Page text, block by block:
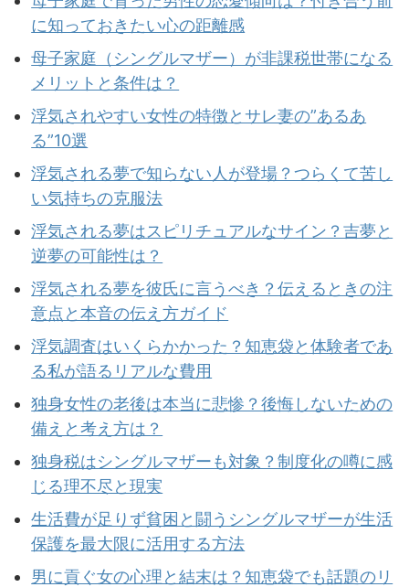
に知っておきたい心の距離感
母子家庭（シングルマザー）が非課税世帯になる
メリットと条件は？
浮気されやすい女性の特徴とサレ妻の”あるあ
る”10選
浮気される夢で知らない人が登場？つらくて苦し
い気持ちの克服法
浮気される夢はスピリチュアルなサイン？吉夢と
逆夢の可能性は？
浮気される夢を彼氏に言うべき？伝えるときの注
意点と本音の伝え方ガイド
浮気調査はいくらかかった？知恵袋と体験者であ
る私が語るリアルな費用
独身女性の老後は本当に悲惨？後悔しないための
備えと考え方は？
独身税はシングルマザーも対象？制度化の噂に感
じる理不尽と現実
生活費が足りず貧困と闘うシングルマザーが生活
保護を最大限に活用する方法
男に貢ぐ女の心理と結末は？知恵袋でも話題のリ